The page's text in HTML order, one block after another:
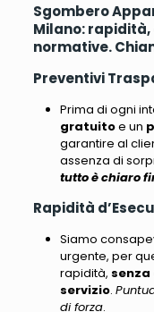
Sgombero
Milano:
normative.
Preventivi
Prima di ogni
gratuitoe un
garantire al
assenza di
tutto è chiaro
Rapidità
Siamo
urgente, per
rapidità,
servizio.
di forza.